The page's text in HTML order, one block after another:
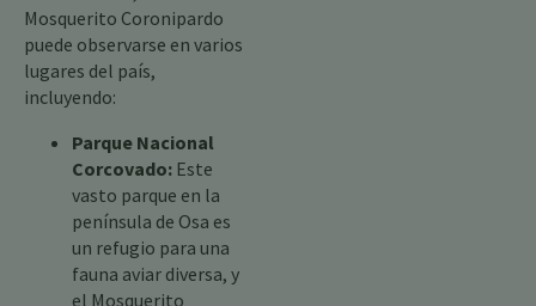
Mosquerito Coronipardo
puede observarse en varios
lugares del país,
incluyendo:
Parque Nacional
Corcovado: Este
vasto parque en la
península de Osa es
un refugio para una
fauna aviar diversa, y
el Mosquerito